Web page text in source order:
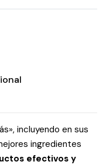
incluyendo en sus
ingredientes
efectivos y